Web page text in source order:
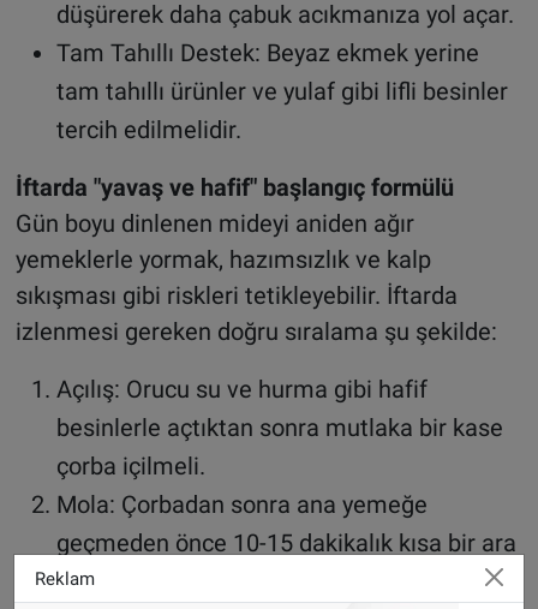
düşürerek daha çabuk acıkmanıza yol açar.
Tam Tahıllı Destek: Beyaz ekmek yerine
tam tahıllı ürünler ve yulaf gibi lifli besinler
tercih edilmelidir.
İftarda "yavaş ve hafif" başlangıç formülü
Gün boyu dinlenen mideyi aniden ağır
yemeklerle yormak, hazımsızlık ve kalp
sıkışması gibi riskleri tetikleyebilir. İftarda
izlenmesi gereken doğru sıralama şu şekilde:
Açılış: Orucu su ve hurma gibi hafif
besinlerle açtıktan sonra mutlaka bir kase
çorba içilmeli.
Mola: Çorbadan sonra ana yemeğe
geçmeden önce 10-15 dakikalık kısa bir ara
vermek, doyma sinyalinin beyne ulaşmasını
Reklam